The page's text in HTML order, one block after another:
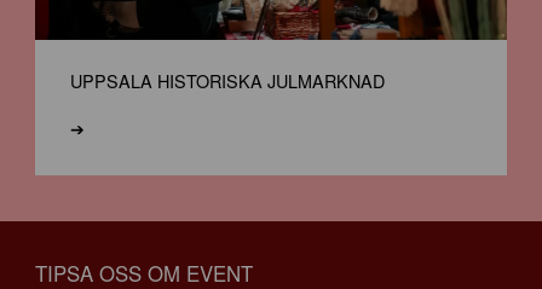
UPPSALA HISTORISKA JULMARKNAD
➔
TIPSA OSS OM EVENT